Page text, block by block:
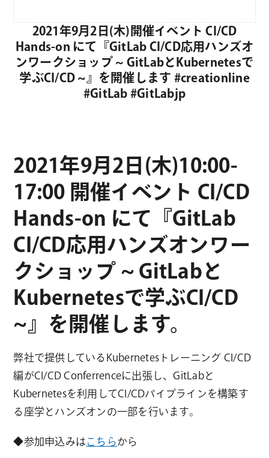
2021年9月2日(木)開催イベント CI/CD
Hands-on にて『GitLab CI/CD応用ハンズオ
ンワークショップ ~ GitLabとKubernetesで
学ぶCI/CD ~』を開催します #creationline
#GitLab #GitLabjp
2021年9月2日(木)10:00-
17:00 開催イベント CI/CD
Hands-on にて『GitLab
CI/CD応用ハンズオンワー
クショップ ~ GitLabと
Kubernetesで学ぶCI/CD
~』を開催します。
弊社で提供しているKubernetesトレーニング CI/CD
編がCI/CD Conferrenceに出張し、GitLabと
Kubernetesを利用してCI/CDパイプラインを構築す
る座学とハンズオンの一部を行います。
◆参加申込みは こちらから